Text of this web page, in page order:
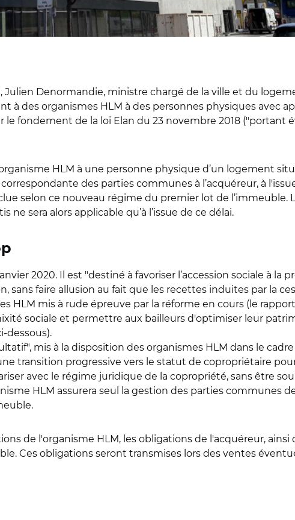
Julien Denormandie, ministre chargé de la ville et du
à des organismes HLM à des personnes physiques avec
fondement de la loi Elan du 23 novembre 2018 ("portant
HLM à une personne physique d’un logement
des parties communes à l’acquéreur, à
selon ce nouveau régime du premier lot de l’immeuble.
sera alors applicable qu’à l’issue de ce délai.
2020. Il est "destiné à favoriser l’accession sociale à la
sans faire allusion au fait que les recettes induites par la
HLM mis à rude épreuve par la réforme en cours (le
sociale et permettre aux bailleurs d'optimiser leur
dessous).
mis à la disposition des organismes HLM dans le
transition progressive vers le statut de copropriétaire
avec le régime juridique de la copropriété, sans être
HLM assurera seul la gestion des parties communes
de l'organisme HLM, les obligations de l'acquéreur,
Ces obligations seront transmises lors des ventes